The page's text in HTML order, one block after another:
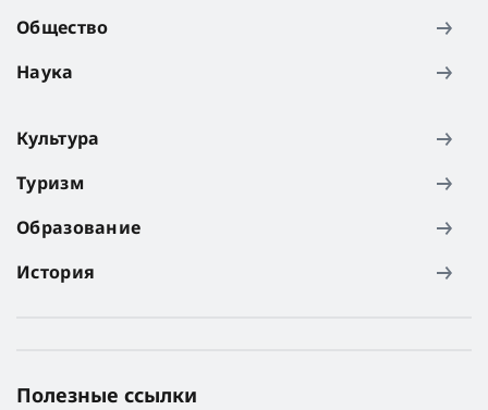
Общество
Наука
Культура
Туризм
Образование
История
Полезные ссылки